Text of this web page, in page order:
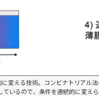
変える技術。コンビナトリアル
いるので、条件を連続的に変え